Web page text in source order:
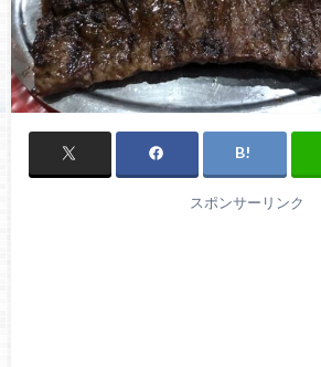
スポンサーリンク